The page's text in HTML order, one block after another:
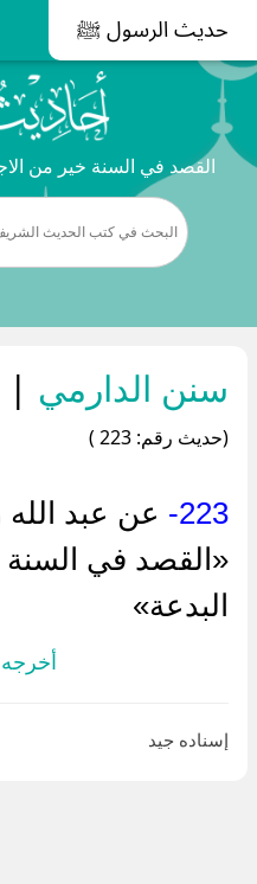
حديث الرسول ﷺ
القصد في السنة خير من
سنن الدارمي |
(حديث رقم: 223 )
223-
عن عبد
«القصد في السنة
البدعة»
إسناده جيد